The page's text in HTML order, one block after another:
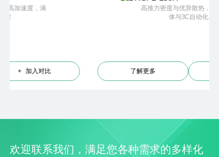
高推力密度与优异散热，适用半导
了解更多 + 加入对比
欢迎联系我们，满足您各种需求的多样化